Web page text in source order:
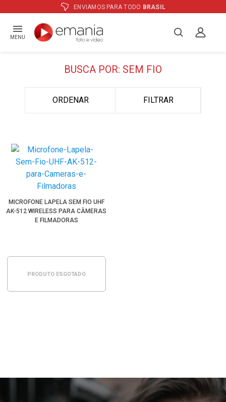
ENVIAMOS PARA TODO BRASIL
MENU
BUSCA POR: SEM FIO
ORDENAR FILTRAR
MICROFONE LAPELA SEM FIO UHF
AK-512 WIRELESS PARA CÂMERAS
E FILMADORAS
PRODUTO ESGOTADO